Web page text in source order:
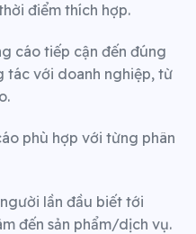
điểm thích hợp.
cáo tiếp cận đến đúng
tác với doanh nghiệp, từ
phù hợp với từng phân
lần đầu biết tới
đến sản phẩm/dịch vụ.